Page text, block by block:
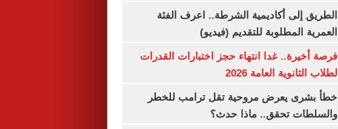
الطريق إلى أكاديمية الشرطة.. اعرف الفئة
العمرية المطلوبة للتقديم (فيديو)
فرصة أخيرة.. غدا انتهاء حجز اختبارات القدرات
لطلاب الثانوية العامة 2026
خطأ بشرى يعرض مروحية تقل ترامب للخطر
والسلطات تحقق.. ماذا حدث؟